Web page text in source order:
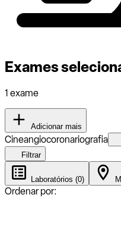
Exames
1 exame
Adicionar mais
Cineangiocoronariografia
Filtrar
Laboratórios (0)
Ordenar por: